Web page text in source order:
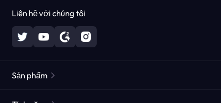
Liên hệ với chúng tôi
Sản phẩm